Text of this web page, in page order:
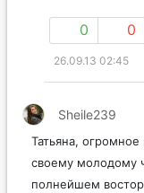
0 0
26.09.13 02:45
Sheile239
Татьяна,
своему молодому
полнейшем